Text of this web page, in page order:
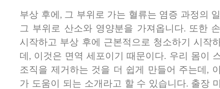
부상 후에, 그 부위로 가는 혈류는 염증 과정의
그 부위로 산소와 영양분을 가져옵니다. 또한
시작하고 부상 후에 근본적으로 청소하기 시작
데, 이것은 면역 세포이기 때문이다. 우리 몸이
조직을 제거하는 것을 더 쉽게 만들어 주는데,
가 도움이 되는 소개라고 할 수 있습니다. 출장